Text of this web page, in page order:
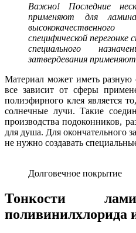
Важно! Последние
применяют для
специфической перегонке
специального
затвердевания
Материал может иметь разную
все зависит от сферы
полиэфирного клея является
солнечные лучи. Такие
производства подоконников,
для душа. Для окончательного
не нужно создавать
Долговечное покрытие
Тонкости
поливинилхлорида